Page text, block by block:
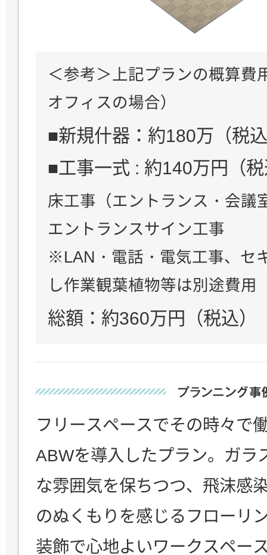
＜参考＞上記プランの概算費
オフィスの場合）
■新規什器：約180万（税
■工事一式 : 約140万円（
床工事（エントランス・会議
エントランスサイン工事
※LAN・電話・電気工事、セ
し作業観葉植物等は別途費用
総額：約360万円（税込）
フリースペースでその時々で
ABWを導入したプラン。ガラ
な雰囲気を保ちつつ、飛沫感
のぬくもりを感じるフローリ
装飾で心地よいワークスペー